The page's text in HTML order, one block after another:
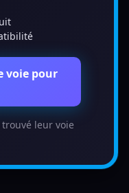
voie pour
leur voie